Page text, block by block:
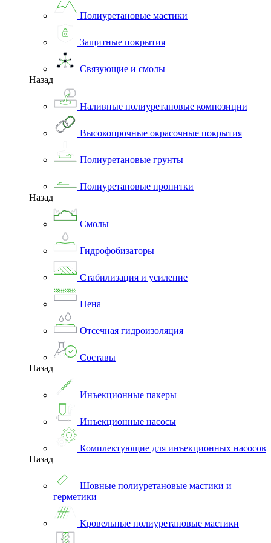
Полиуретановые мастики
Защитные покрытия
Связующие и смолы
Назад
Наливные полиуретановые композиции
Высокопрочные окрасочные покрытия
Полиуретановые грунты
Полиуретановые пропитки
Назад
Смолы
Гидрофобизаторы
Стабилизация и усиление
Пена
Отсечная гидроизоляция
Составы
Назад
Инъекционные пакеры
Инъекционные насосы
Комплектующие для инъекционных насосов
Назад
Шовные полиуретановые мастики и
герметики
Кровельные полиуретановые мастики